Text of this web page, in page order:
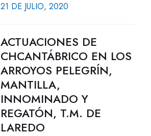
21 DE JULIO, 2020
ACTUACIONES DE
CHCANTÁBRICO EN LOS
ARROYOS PELEGRÍN,
MANTILLA,
INNOMINADO Y
REGATÓN, T.M. DE
LAREDO